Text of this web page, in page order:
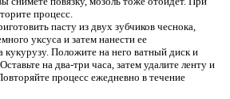
процесс.
пасту из двух зубчиков чеснока,
уксуса и затем нанести ее
кукурузу. Положите на него ватный диск и
на два-три часа, затем удалите ленту и
процесс ежедневно в течение